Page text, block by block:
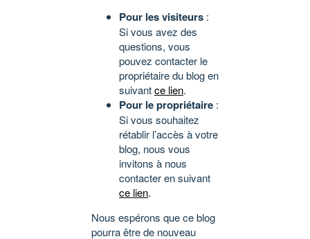
Pour les visiteurs :
Si vous avez des
questions, vous
pouvez contacter le
propriétaire du blog en
suivantce lien.
Pour le propriétaire :
Si vous souhaitez
rétablir l’accès à votre
blog, nous vous
invitons à nous
contacter en suivant
ce lien.
Nous espérons que ce blog
pourra être de nouveau